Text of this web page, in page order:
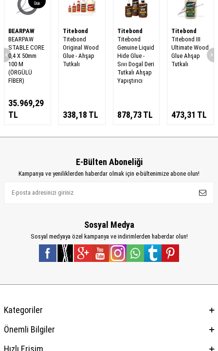
Ürün
BEARPAW
BEARPAW
STABLE CORE
0,4 X 50mm
100 M
(ÖRGÜLÜ
FİBER)
35.969,29
TL
Titebond
Titebond
Original Wood
Glue - Ahşap
Tutkalı
338,18 TL
Titebond
Titebond
Genuine Liquid
Hide Glue -
Sıvı Dogal Deri
Tutkalı Ahşap
Yapıştırıcı
878,73TL
Titebond
Titebond III
Ultimate Wood
Glue Ahşap
Tutkalı
473,31 TL
E-Bülten Aboneliği
Kampanya ve yeniliklerden haberdar olmak için e-bültenimize abone olun!
Sosyal Medya
Sosyal medyaya özel kampanya ve indirimlerden haberdar olun!
Kategoriler
Önemli Bilgiler
Hızlı Erişim